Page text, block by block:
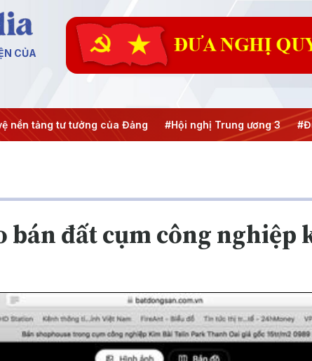
CỦA
nền tảng tư tưởng của Đảng #Hội nghị Trung ương 3 #Đưa
bán đất cụm công nghiệp